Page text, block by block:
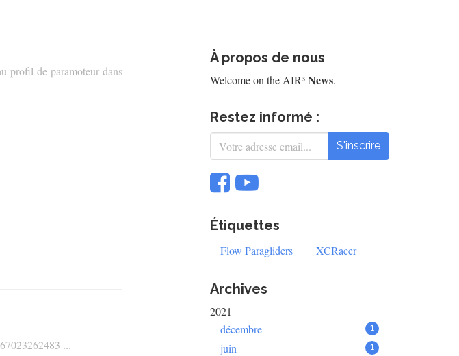
profil de paramoteur dans
...
À propos de nous
Welcome on the AIR³News.
Restez informé :
S'inscrire
Étiquettes
Flow Paragliders XCRacer
Archives
2021
décembre
1
juin 1